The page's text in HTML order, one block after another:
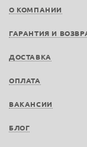
О КОМПАНИИ
ГАРАНТИЯ И
ДОСТАВКА
ОПЛАТА
ВАКАНСИИ
БЛОГ